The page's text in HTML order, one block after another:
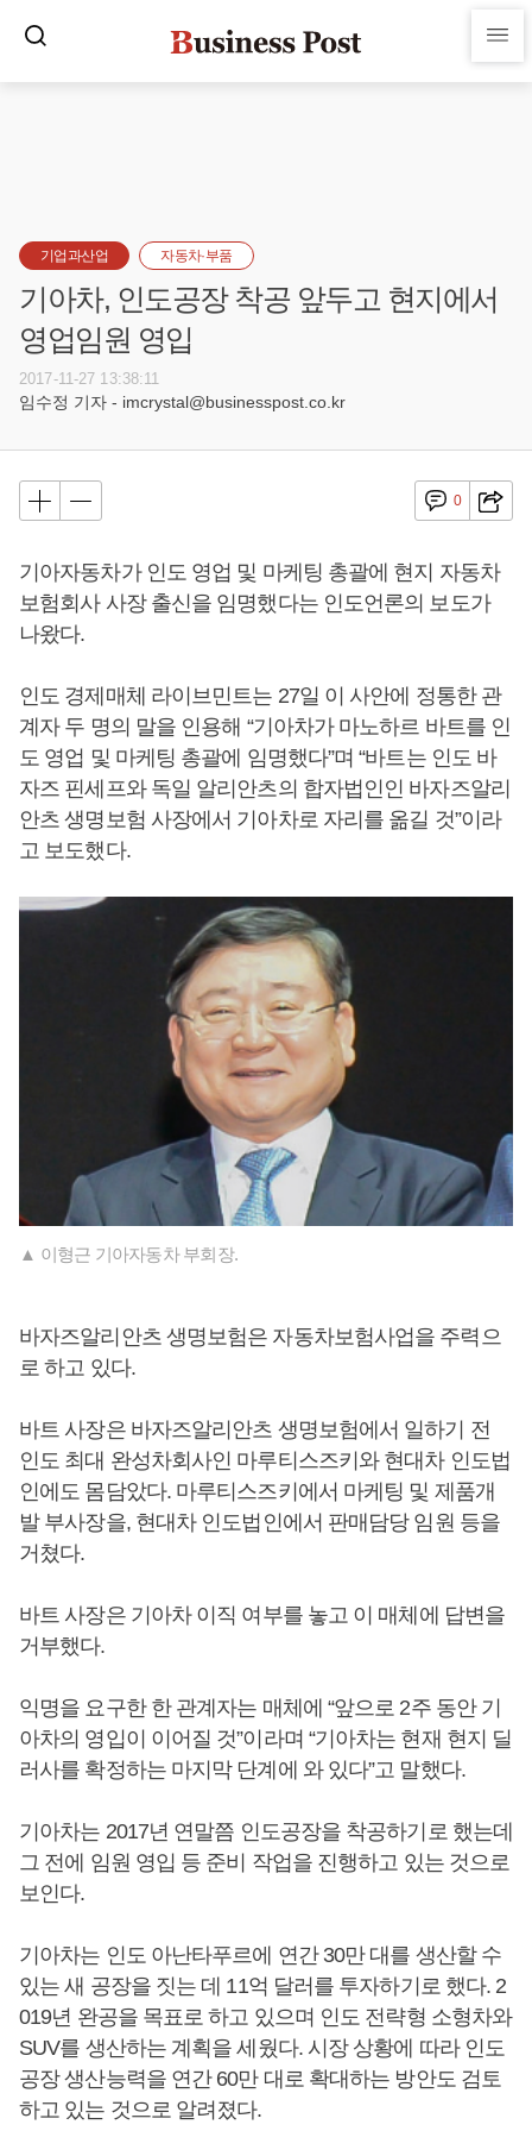
기업과산업 자동차·부품
기아차, 인도공장 착공 앞두고 현지에서
영업임원 영입
2017-11-27 13:38:11
임수정 기자 - imcrystal@businesspost.co.kr
0
기아자동차가 인도 영업 및 마케팅 총괄에 현지 자동차
보험회사 사장 출신을 임명했다는 인도언론의 보도가
나왔다.
인도 경제매체 라이브민트는 27일 이 사안에 정통한 관
계자 두 명의 말을 인용해 “기아차가 마노하르 바트를 인
도 영업 및 마케팅 총괄에 임명했다”며 “바트는 인도 바
자즈 핀세프와 독일 알리안츠의 합자법인인 바자즈알리
안츠 생명보험 사장에서 기아차로 자리를 옮길 것”이라
고 보도했다.
▲ 이형근 기아자동차 부회장.
바자즈알리안츠 생명보험은 자동차보험사업을 주력으
로 하고 있다.
바트 사장은 바자즈알리안츠 생명보험에서 일하기 전
인도 최대 완성차회사인 마루티스즈키와 현대차 인도법
인에도 몸담았다. 마루티스즈키에서 마케팅 및 제품개
발 부사장을, 현대차 인도법인에서 판매담당 임원 등을
거쳤다.
바트 사장은 기아차 이직 여부를 놓고 이 매체에 답변을
거부했다.
익명을 요구한 한 관계자는 매체에 “앞으로 2주 동안 기
아차의 영입이 이어질 것”이라며 “기아차는 현재 현지 딜
러사를 확정하는 마지막 단계에 와 있다”고 말했다.
기아차는 2017년 연말쯤 인도공장을 착공하기로 했는데
그 전에 임원 영입 등 준비 작업을 진행하고 있는 것으로
보인다.
기아차는 인도 아난타푸르에 연간 30만 대를 생산할 수
있는 새 공장을 짓는 데 11억 달러를 투자하기로 했다. 2
019년 완공을 목표로 하고 있으며 인도 전략형 소형차와
SUV를 생산하는 계획을 세웠다. 시장 상황에 따라 인도
공장 생산능력을 연간 60만 대로 확대하는 방안도 검토
하고 있는 것으로 알려졌다.